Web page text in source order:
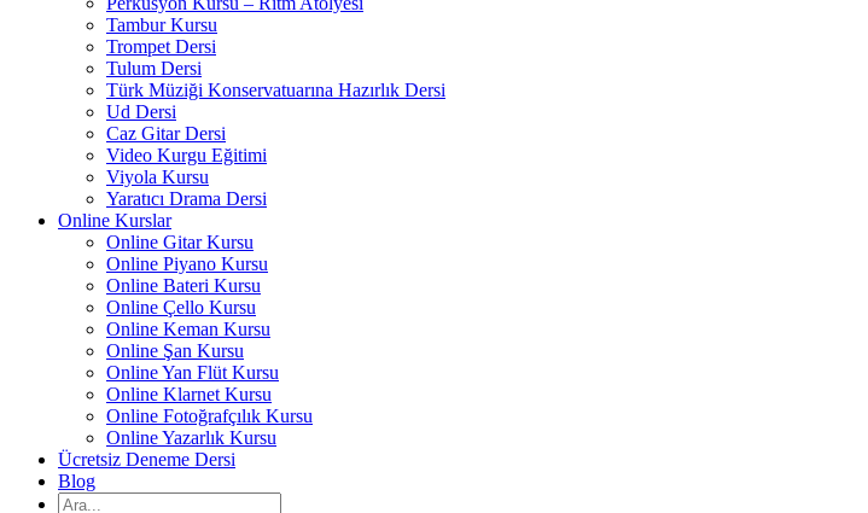
Tambur Kursu
Trompet Dersi
Tulum Dersi
Türk Müziği Konservatuarına Hazırlık Dersi
Ud Dersi
Caz Gitar Dersi
Video Kurgu Eğitimi
Viyola Kursu
Yaratıcı Drama Dersi
Online Kurslar
Online Gitar Kursu
Online Piyano Kursu
Online Bateri Kursu
Online Çello Kursu
Online Keman Kursu
Online Şan Kursu
Online Yan Flüt Kursu
Online Klarnet Kursu
Online Fotoğrafçılık Kursu
Online Yazarlık Kursu
Ücretsiz Deneme Dersi
Blog
Ara: